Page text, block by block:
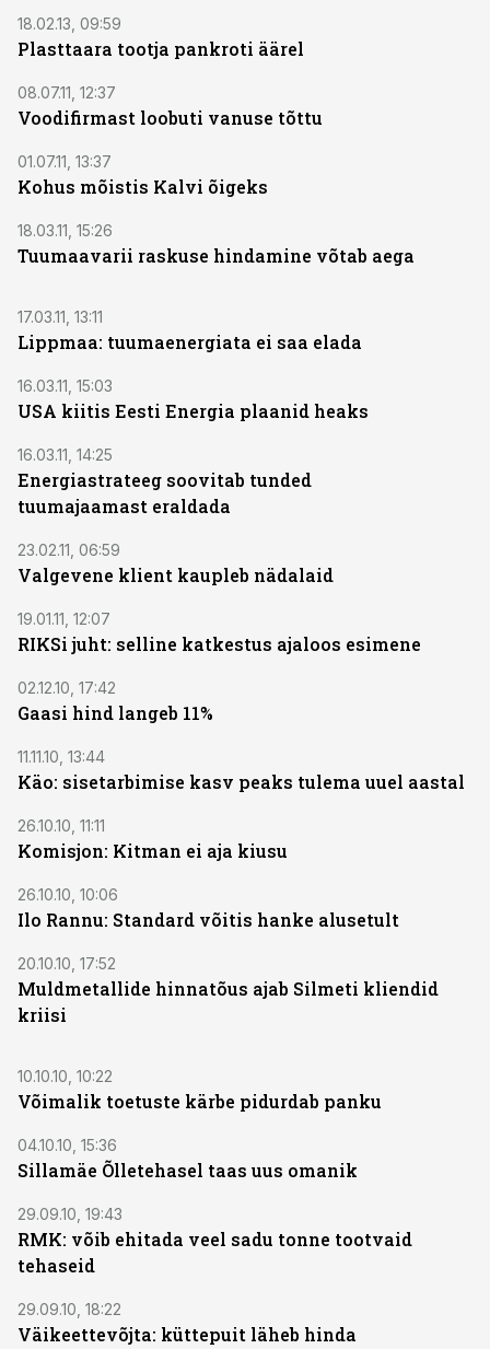
18.02.13, 09:59
Plasttaara tootja pankroti äärel
08.07.11, 12:37
Voodifirmast loobuti vanuse tõttu
01.07.11, 13:37
Kohus mõistis Kalvi õigeks
18.03.11, 15:26
Tuumaavarii raskuse hindamine võtab aega
17.03.11, 13:11
Lippmaa: tuumaenergiata ei saa elada
16.03.11, 15:03
USA kiitis Eesti Energia plaanid heaks
16.03.11, 14:25
Energiastrateeg soovitab tunded
tuumajaamast eraldada
23.02.11, 06:59
Valgevene klient kaupleb nädalaid
19.01.11, 12:07
RIKSi juht: selline katkestus ajaloos esimene
02.12.10, 17:42
Gaasi hind langeb 11%
11.11.10, 13:44
Käo: sisetarbimise kasv peaks tulema uuel aastal
26.10.10, 11:11
Komisjon: Kitman ei aja kiusu
26.10.10, 10:06
Ilo Rannu: Standard võitis hanke alusetult
20.10.10, 17:52
Muldmetallide hinnatõus ajab Silmeti kliendid
kriisi
10.10.10, 10:22
Võimalik toetuste kärbe pidurdab panku
04.10.10, 15:36
Sillamäe Õlletehasel taas uus omanik
29.09.10, 19:43
RMK: võib ehitada veel sadu tonne tootvaid
tehaseid
29.09.10, 18:22
Väikeettevõjta: küttepuit läheb hinda